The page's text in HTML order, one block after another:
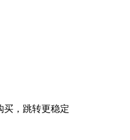
买，跳转更稳定